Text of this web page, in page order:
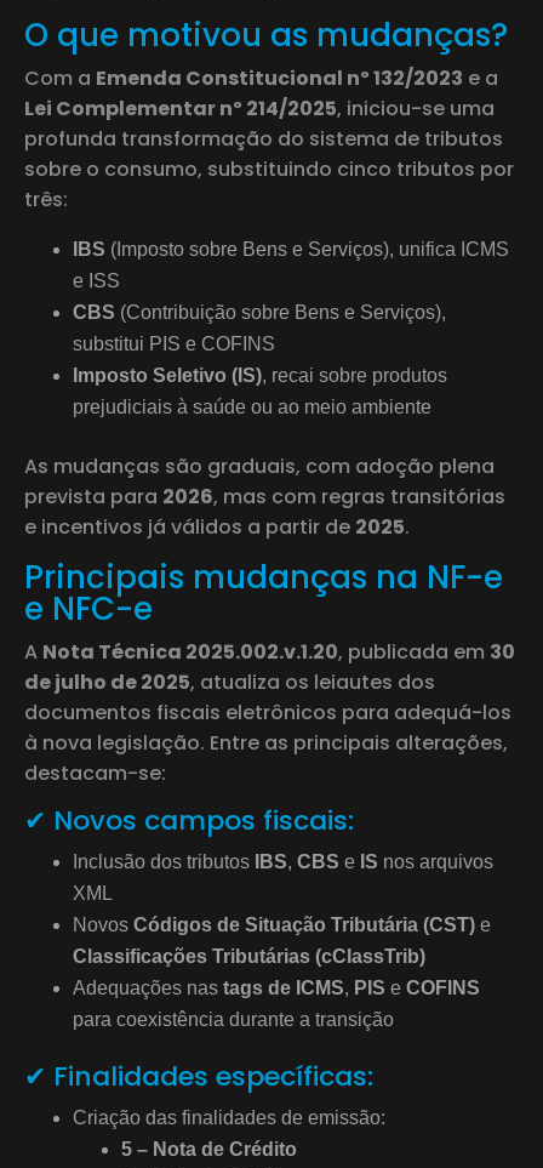
O que motivou as mudanças?
Com a Emenda Constitucional nº 132/2023 e a
Lei Complementar nº 214/2025, iniciou-se uma
profunda transformação do sistema de tributos
sobre o consumo, substituindo cinco tributos por
três:
IBS (Imposto sobre Bens e Serviços), unifica ICMS
e ISS
CBS (Contribuição sobre Bens e Serviços),
substitui PIS e COFINS
Imposto Seletivo (IS), recai sobre produtos
prejudiciais à saúde ou ao meio ambiente
As mudanças são graduais, com adoção plena
prevista para 2026, mas com regras transitórias
e incentivos já válidos a partir de 2025.
Principais mudanças na NF-e
e NFC-e
A Nota Técnica 2025.002.v.1.20, publicada em 30
de julho de 2025, atualiza os leiautes dos
documentos fiscais eletrônicos para adequá-los
à nova legislação. Entre as principais alterações,
destacam-se:
✔ Novos campos fiscais:
Inclusão dos tributos IBS, CBS e IS nos arquivos
XML
Novos Códigos de Situação Tributária (CST) e
Classificações Tributárias (cClassTrib)
Adequações nas tags de ICMS, PIS e COFINS
para coexistência durante a transição
✔ Finalidades específicas:
Criação das finalidades de emissão:
5 – Nota de Crédito